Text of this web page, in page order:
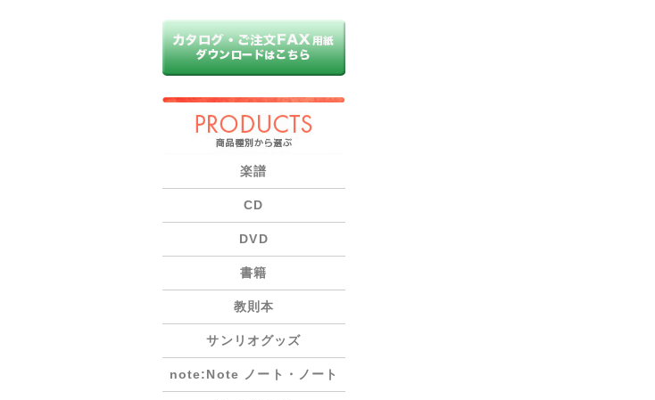
楽譜
CD
DVD
書籍
教則本
サンリオグッズ
note:Note ノート・ノート